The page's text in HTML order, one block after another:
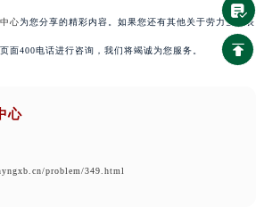
心为您分享的精彩内容。如果您还有其他关于劳力士手表
面400电话进行咨询，我们将竭诚为您服务。
心
problem/349.html